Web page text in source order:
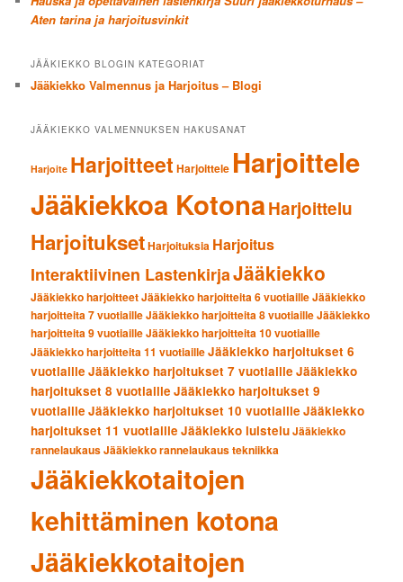
Aten tarina ja harjoitusvinkit
JÄÄKIEKKO BLOGIN KATEGORIAT
Jääkiekko Valmennus ja Harjoitus – Blogi
JÄÄKIEKKO VALMENNUKSEN HAKUSANAT
Harjoite Harjoitteet Harjoittele Harjoittele
Jääkiekkoa KotonaHarjoittelu
HarjoituksetHarjoituksia Harjoitus
Interaktiivinen LastenkirjaJääkiekko
Jääkiekko harjoitteetJääkiekko harjoitteita 6 vuotiailleJääkiekko
harjoitteita 7 vuotiailleJääkiekko harjoitteita 8 vuotiailleJääkiekko
harjoitteita 9 vuotiailleJääkiekko harjoitteita 10 vuotiaille
Jääkiekko harjoitteita 11 vuotiailleJääkiekko harjoitukset 6
vuotiaille Jääkiekko harjoitukset 7 vuotiaille Jääkiekko
harjoitukset 8 vuotiaille Jääkiekko harjoitukset 9
vuotiaille Jääkiekko harjoitukset 10 vuotiaille Jääkiekko
harjoitukset 11 vuotiaille Jääkiekko luisteluJääkiekko
rannelaukausJääkiekko rannelaukaus tekniikka
Jääkiekkotaitojen
kehittäminen kotona
Jääkiekkotaitojen